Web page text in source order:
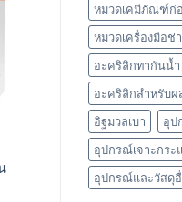
หมวดเคมีภัณฑ์ก่
หมวดเครื่องมือช่
อะคริลิกทากันน้ำ
อะคริลิกสำหรับผ
อิฐมวลเบา
อุป
อุปกรณ์เจาะกระ
อุปกรณ์และวัสดุ